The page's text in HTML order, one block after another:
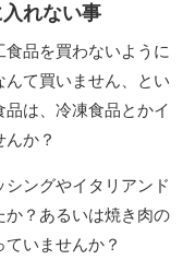
れない事
品を買わないように
んて買いません、とい
は、冷凍食品とかイ
か？
ングやイタリアンド
か？あるいは焼き肉の
いませんか？